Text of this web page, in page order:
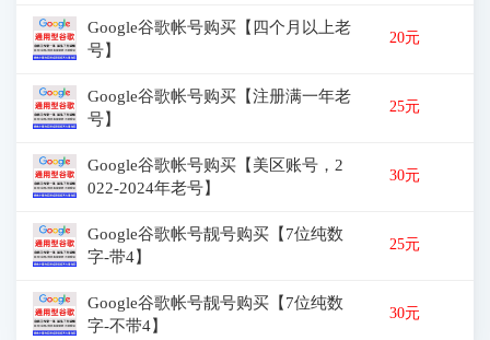
Google谷歌帐号购买【四个月以上老
号】
20元
Google谷歌帐号购买【注册满一年老
号】
25元
Google谷歌帐号购买【美区账号，2
022-2024年老号】
30元
Google谷歌帐号靓号购买【7位纯数
字-带4】
25元
Google谷歌帐号靓号购买【7位纯数
字-不带4】
30元